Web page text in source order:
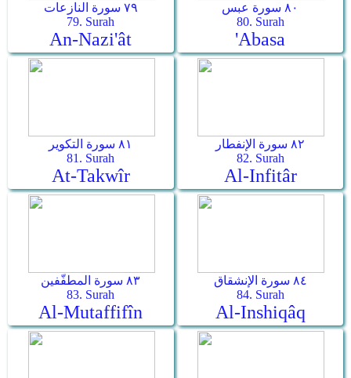
٧٩ سورة النازعات
79. Surah
An-Nazi'ât
٨٠ سورة عبس
80. Surah
'Abasa
٨١ سورة التكوير
81. Surah
At-Takwîr
٨٢ سورة الإنفطار
82. Surah
Al-Infitâr
٨٣ سورة المطفّفين
83. Surah
Al-Mutaffifîn
٨٤ سورة الإنشقاق
84. Surah
Al-Inshiqâq